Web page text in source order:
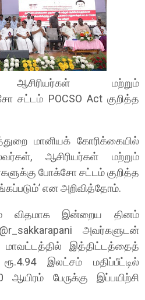
மற்றும்
சட்டம் POCSO Act குறித்த
மானியக் கோரிக்கையில்
ஆசிரியர்கள் மற்றும்
போக்சோ சட்டம் குறித்த
என அறிவித்தோம்.
விதமாக இன்றைய தினம்
அவர்களுடன்
மாவட்டத்தில் இத்திட்டத்தைத்
இலட்சம் மதிப்பீட்டில்
ஆயிரம் பேருக்கு இப்பயிற்சி